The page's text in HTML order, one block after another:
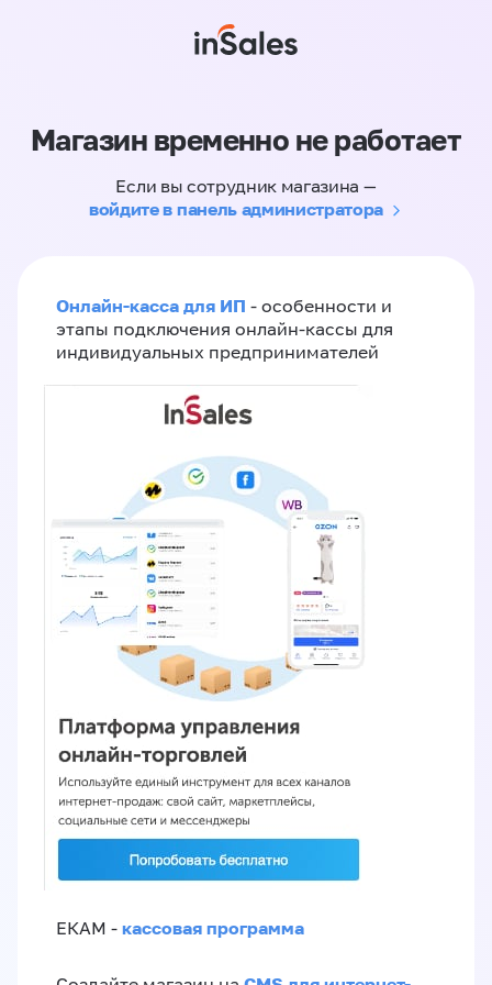
Магазин временно не работает
Если вы сотрудник магазина —
войдите в панель администратора
Онлайн-касса для ИП - особенности и
этапы подключения онлайн-кассы для
индивидуальных предпринимателей
ЕКАМ - кассовая программа